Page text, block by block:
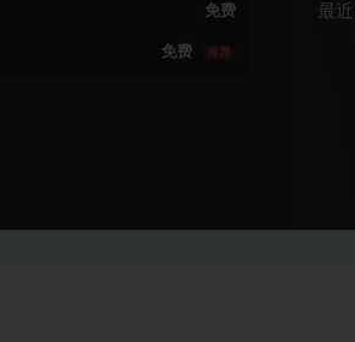
免费
免费 推荐
最